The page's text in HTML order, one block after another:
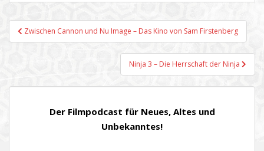
Beitragsnavigation
Zwischen Cannon und Nu Image – Das Kino von Sam Firstenberg
Ninja 3 – Die Herrschaft der Ninja
Der Filmpodcast für Neues, Altes und
Unbekanntes!